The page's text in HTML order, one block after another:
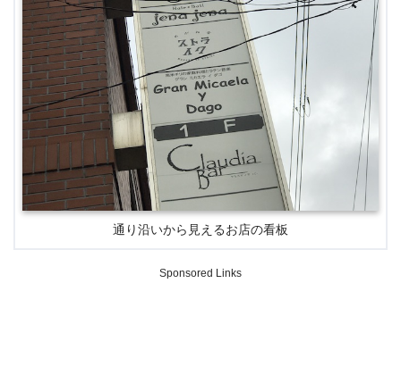
通り沿いから見えるお店の看板
Sponsored Links